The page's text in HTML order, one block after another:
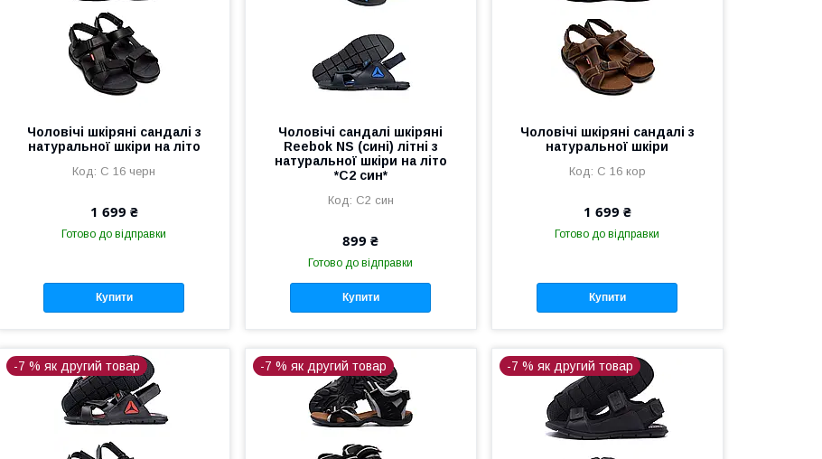
Чоловічі шкіряні сандалі з
натуральної шкіри на літо
С 16 черн
1 699 ₴
Готово до відправки
Купити
Чоловічі сандалі шкіряні
Reebok NS (сині) літні з
натуральної шкіри на літо
*С2 син*
С2 син
899 ₴
Готово до відправки
Купити
Чоловічі шкіряні сандалі з
натуральної шкіри
С 16 кор
1 699 ₴
Готово до відправки
Купити
-7 % як другий товар -7 % як другий товар -7 % як другий товар